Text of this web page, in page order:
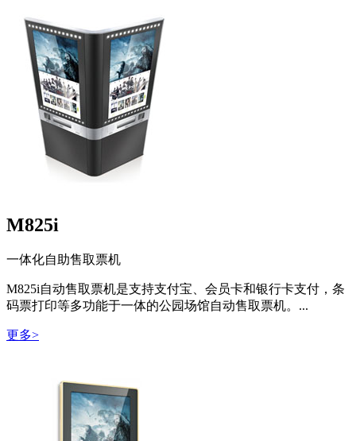
M825i
一体化自助售取票机
M825i自动售取票机是支持支付宝、会员卡和银行卡支付，条
码票打印等多功能于一体的公园场馆自动售取票机。...
更多>